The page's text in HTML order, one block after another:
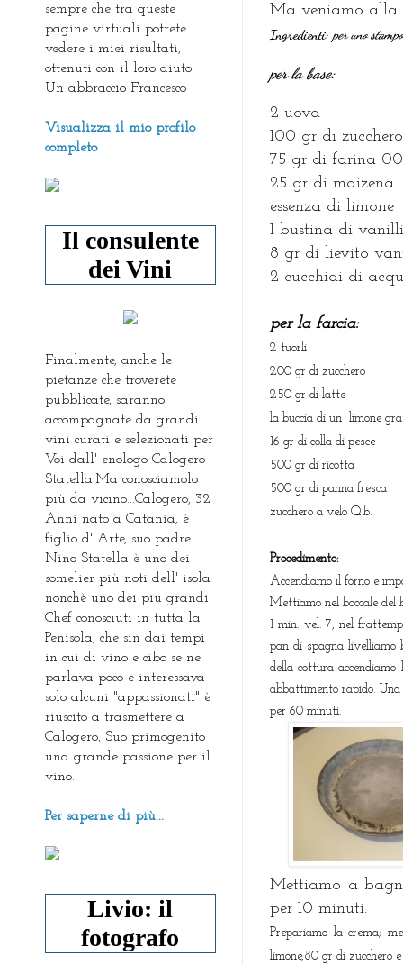
Ma veniamo alla
Ingredienti: per uno
per la base:
2 uova
100 gr di zucchero
75 gr di farina 00
25 gr di maizena
essenza di limone
1 bustina di
8 gr di lievito
2 cucchiai di
per la farcia:
2 tuorli
200 gr di zucchero
250 gr di latte
la buccia di un limone
16 gr di colla di pesce
500 gr di ricotta
500 gr di panna fresca
zucchero a velo Q.b.
Procedimento:
Accendiamo il forno e
Mettiamo nel boccale
1 min. vel. 7, nel
pan di spagna livelliamo
della cottura
abbattimento rapido.
per 60 minuti.
Mettiamo a
per 10 minuti.
Prepariamo la crema;
limone,80 gr di zucchero
sempre che tra queste
pagine virtuali potrete
vedere i miei risultati,
ottenuti con il loro aiuto.
Un abbraccio Francesco
Visualizza il mio profilo
completo
Il consulente
dei Vini
Finalmente, anche le
pietanze che troverete
pubblicate, saranno
accompagnate da grandi
vini curati e selezionati per
Voi dall' enologo Calogero
Statella.Ma conosciamolo
più da vicino...Calogero, 32
Anni nato a Catania, è
figlio d' Arte, suo padre
Nino Statella è uno dei
somelier più noti dell' isola
nonchè uno dei più grandi
Chef conosciuti in tutta la
Penisola, che sin dai tempi
in cui di vino e cibo se ne
parlava poco e interessava
solo alcuni "appassionati" è
riuscito a trasmettere a
Calogero, Suo primogenito
una grande passione per il
vino.
Per saperne di più...
Livio: il
fotografo